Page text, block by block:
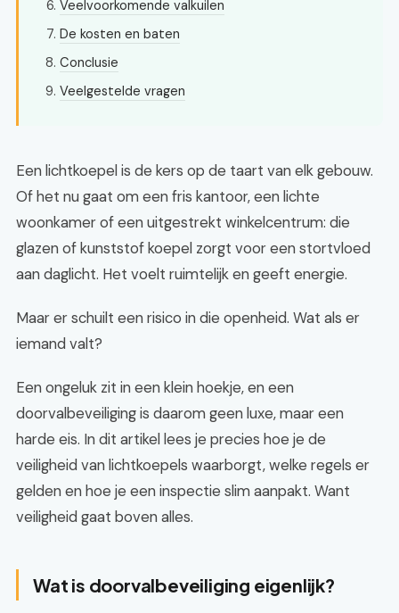
Veelvoorkomende valkuilen
De kosten en baten
Conclusie
Veelgestelde vragen
Een lichtkoepel is de kers op de taart van elk gebouw.
Of het nu gaat om een fris kantoor, een lichte
woonkamer of een uitgestrekt winkelcentrum: die
glazen of kunststof koepel zorgt voor een stortvloed
aan daglicht. Het voelt ruimtelijk en geeft energie.
Maar er schuilt een risico in die openheid. Wat als er
iemand valt?
Een ongeluk zit in een klein hoekje, en een
doorvalbeveiliging is daarom geen luxe, maar een
harde eis. In dit artikel lees je precies hoe je de
veiligheid van lichtkoepels waarborgt, welke regels er
gelden en hoe je een inspectie slim aanpakt. Want
veiligheid gaat boven alles.
Wat is doorvalbeveiliging eigenlijk?